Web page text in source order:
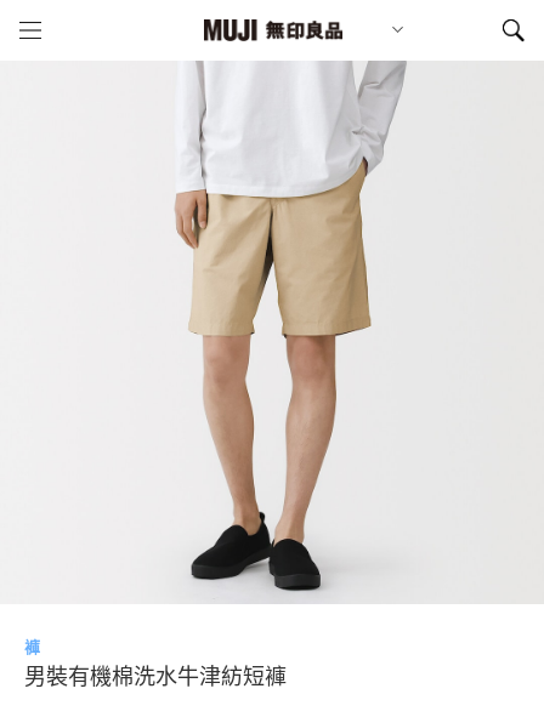
褲
男裝有機棉洗水牛津紡短褲